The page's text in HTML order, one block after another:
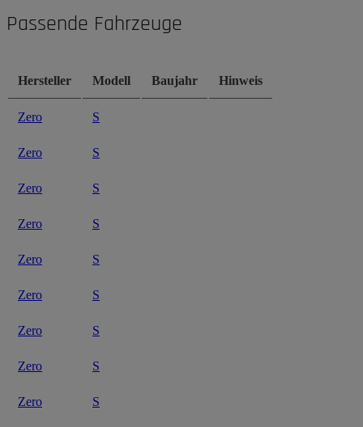
Passende Fahrzeuge
Hersteller Modell Baujahr Hinweis
Zero S
Zero S
Zero S
Zero S
Zero S
Zero S
Zero S
Zero S
Zero S